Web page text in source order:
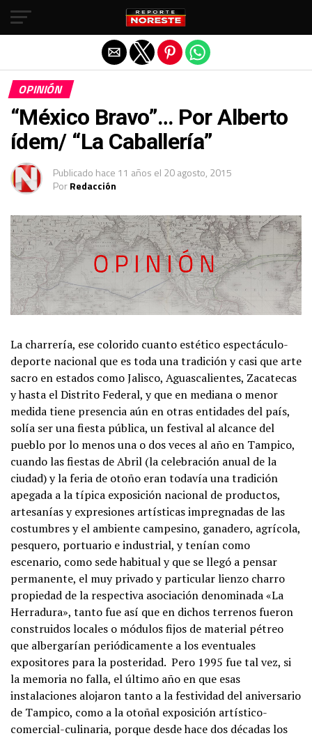
OPINIÓN
“México Bravo”… Por Alberto
ídem/ “La Caballería”
Publicado hace 11 años el 20 agosto, 2015
PorRedacción
La charrería, ese colorido cuanto estético espectáculo-
deporte nacional que es toda una tradición y casi que arte
sacro en estados como Jalisco, Aguascalientes, Zacatecas
y hasta el Distrito Federal, y que en mediana o menor
medida tiene presencia aún en otras entidades del país,
solía ser una fiesta pública, un festival al alcance del
pueblo por lo menos una o dos veces al año en Tampico,
cuando las fiestas de Abril (la celebración anual de la
ciudad) y la feria de otoño eran todavía una tradición
apegada a la típica exposición nacional de productos,
artesanías y expresiones artísticas impregnadas de las
costumbres y el ambiente campesino, ganadero, agrícola,
pesquero, portuario e industrial, y tenían como
escenario, como sede habitual y que se llegó a pensar
permanente, el muy privado y particular lienzo charro
propiedad de la respectiva asociación denominada «La
Herradura», tanto fue así que en dichos terrenos fueron
construidos locales o módulos fijos de material pétreo
que albergarían periódicamente a los eventuales
expositores para la posteridad. Pero 1995 fue tal vez, si
la memoria no falla, el último año en que esas
instalaciones alojaron tanto a la festividad del aniversario
de Tampico, como a la otoñal exposición artístico-
comercial-culinaria, porque desde hace dos décadas los
Salir de la versión móvil